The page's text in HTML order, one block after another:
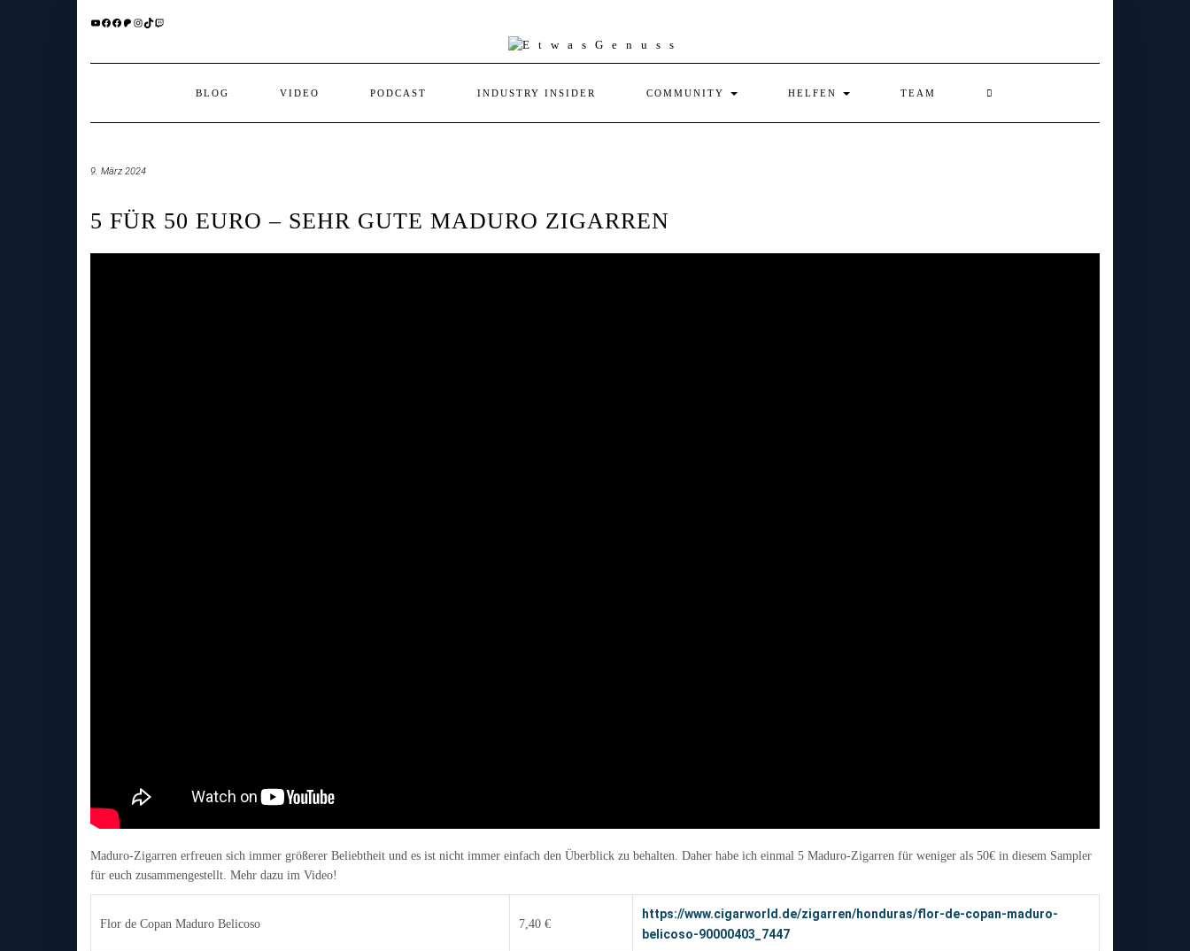
YOUTUBE
FACEBOOK
FACEBOOK
PATREON
INSTAGRAM
TIKTOK
TWITCH
BLOG VIDEO PODCAST INDUSTRY INSIDER COMMUNITY HELFEN TEAM
9. März 2024
5 FÜR 50 EURO – SEHR GUTE MADURO ZIGARREN
Maduro-Zigarren erfreuen sich immer größerer Beliebtheit und es ist nicht immer einfach den Überblick zu behalten. Daher habe ich einmal 5 Maduro-Zigarren für weniger als 50€ in diesem Sampler
für euch zusammengestellt. Mehr dazu im Video!
Flor de Copan Maduro Belicoso 7,40 €
https://www.cigarworld.de/zigarren/honduras/flor-de-copan-maduro-
belicoso-90000403_7447